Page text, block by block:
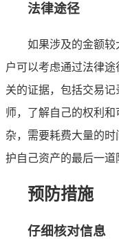
法律途径
如果涉及的金额较
户可以考虑通过法律
关的证据，包括交易
师，了解自己的权利
杂，需要耗费大量的
护自己资产的最后一道
预防措施
仔细核对信息